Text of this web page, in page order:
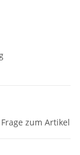
Frage zum Artikel